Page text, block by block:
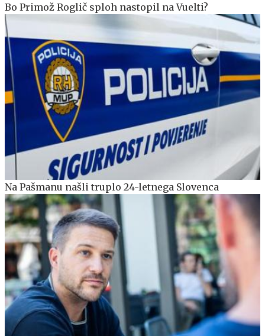
Bo Primož Roglič sploh nastopil na Vuelti?
Na Pašmanu našli truplo 24-letnega Slovenca